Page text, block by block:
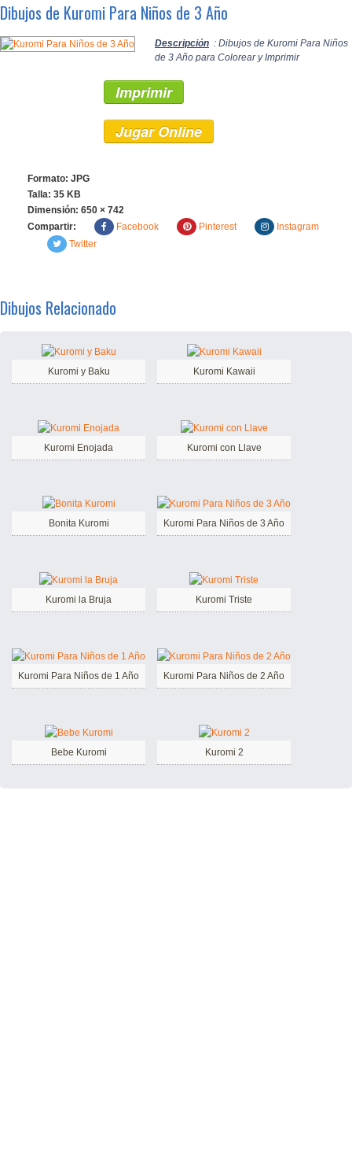
Dibujos de Kuromi Para Niños de 3 Año
Descripción : Dibujos de Kuromi Para Niños
de 3 Año para Colorear y Imprimir
Imprimir
Jugar Online
Formato: JPG
Talla: 35 KB
Dimensión: 650 × 742
Compartir:
Facebook Pinterest
Instagram
Twitter
Dibujos Relacionado
Kuromi y Baku Kuromi Kawaii
Kuromi Enojada Kuromi con Llave
Bonita Kuromi Kuromi Para Niños de 3 Año
Kuromi la Bruja Kuromi Triste
Kuromi Para Niños de 1 Año Kuromi Para Niños de 2 Año
Bebe Kuromi Kuromi 2